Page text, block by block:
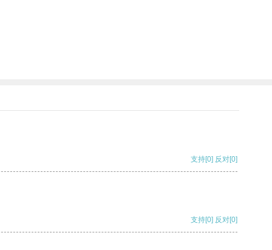
支持[0] 反对[0]
支持[0] 反对[0]